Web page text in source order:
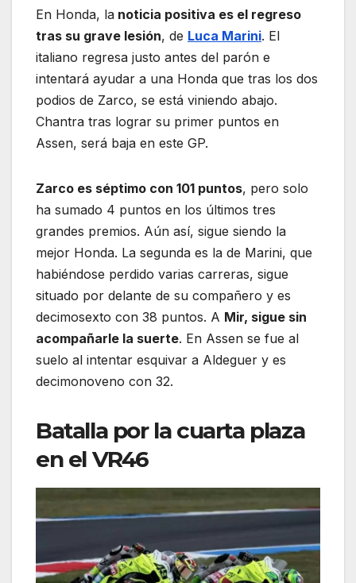
En Honda, la noticia positiva es el regreso
tras su grave lesión, de Luca Marini. El
italiano regresa justo antes del parón e
intentará ayudar a una Honda que tras los dos
podios de Zarco, se está viniendo abajo.
Chantra tras lograr su primer puntos en
Assen, será baja en este GP.
Zarco es séptimo con 101 puntos, pero solo
ha sumado 4 puntos en los últimos tres
grandes premios. Aún así, sigue siendo la
mejor Honda. La segunda es la de Marini, que
habiéndose perdido varias carreras, sigue
situado por delante de su compañero y es
decimosexto con 38 puntos. A Mir, sigue sin
acompañarle la suerte. En Assen se fue al
suelo al intentar esquivar a Aldeguer y es
decimonoveno con 32.
Batalla por la cuarta plaza
en el VR46